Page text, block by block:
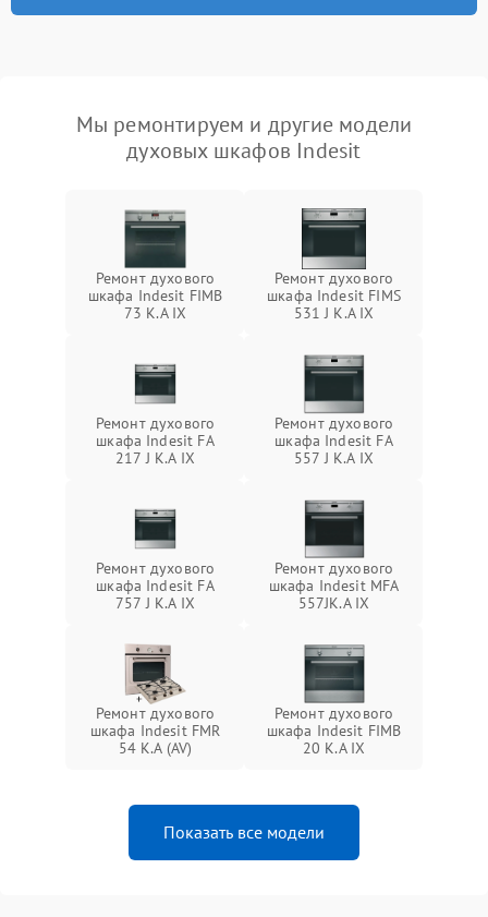
Мы ремонтируем и другие модели
духовых шкафов Indesit
Ремонт духового
шкафа Indesit FIMB
73 K.A IX
Ремонт духового
шкафа Indesit FIMS
531 J K.A IX
Ремонт духового
шкафа Indesit FA
217 J K.A IX
Ремонт духового
шкафа Indesit FA
557 J K.A IX
Ремонт духового
шкафа Indesit FA
757 J K.A IX
Ремонт духового
шкафа Indesit MFA
557JK.A IX
Ремонт духового
шкафа Indesit FMR
54 K.A (AV)
Ремонт духового
шкафа Indesit FIMB
20 K.A IX
Показать все модели